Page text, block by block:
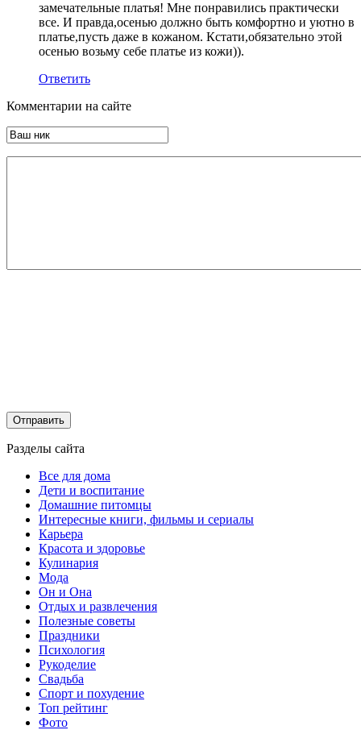
замечательные платья! Мне понравились практически
все. И правда,осенью должно быть комфортно и уютно в
платье,пусть даже в кожаном. Кстати,обязательно этой
осенью возьму себе платье из кожи)).
Ответить
Комментарии на сайте
Разделы сайта
Все для дома
Дети и воспитание
Домашние питомцы
Интересные книги, фильмы и сериалы
Карьера
Красота и здоровье
Кулинария
Мода
Он и Она
Отдых и развлечения
Полезные советы
Праздники
Психология
Рукоделие
Свадьба
Спорт и похудение
Топ рейтинг
Фото